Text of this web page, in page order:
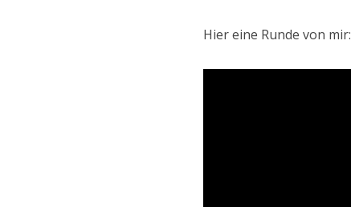
Hier eine Runde von mir: